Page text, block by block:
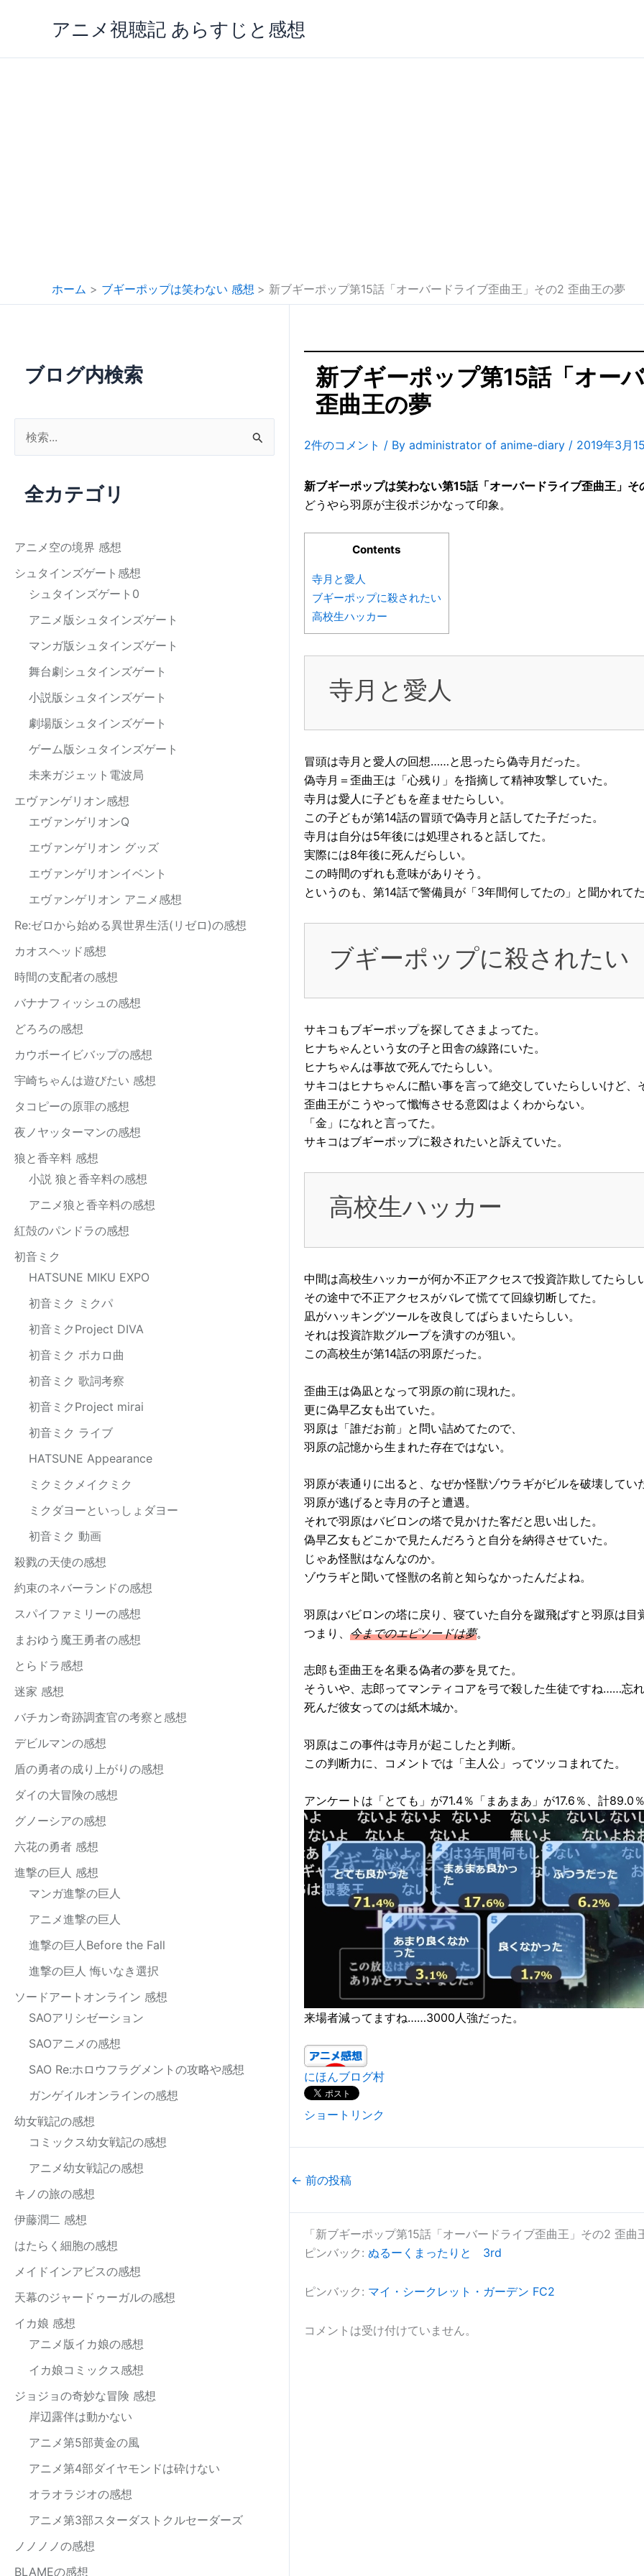
アニメ視聴記 あらすじと感想
ホーム ブギーポップは笑わない 感想 新ブギーポップ第15話「オーバードライブ歪曲王」その2 歪曲王の夢
ブログ内検索
索
全カテゴリ
アニメ空の境界 感想
シュタインズゲート感想
シュタインズゲート0
アニメ版シュタインズゲート
マンガ版シュタインズゲート
舞台劇シュタインズゲート
小説版シュタインズゲート
劇場版シュタインズゲート
ゲーム版シュタインズゲート
未来ガジェット電波局
エヴァンゲリオン感想
エヴァンゲリオンQ
エヴァンゲリオン グッズ
エヴァンゲリオンイベント
エヴァンゲリオン アニメ感想
Re:ゼロから始める異世界生活(リゼロ)の感想
カオスヘッド感想
時間の支配者の感想
バナナフィッシュの感想
どろろの感想
カウボーイビバップの感想
宇崎ちゃんは遊びたい 感想
タコピーの原罪の感想
夜ノヤッターマンの感想
狼と香辛料 感想
小説 狼と香辛料の感想
アニメ狼と香辛料の感想
紅殻のパンドラの感想
初音ミク
HATSUNE MIKU EXPO
初音ミク ミクパ
初音ミクProject DIVA
初音ミク ボカロ曲
初音ミク 歌詞考察
初音ミクProject mirai
初音ミク ライブ
HATSUNE Appearance
ミクミクメイクミク
ミクダヨーといっしょダヨー
初音ミク 動画
殺戮の天使の感想
約束のネバーランドの感想
スパイファミリーの感想
まおゆう魔王勇者の感想
とらドラ感想
迷家 感想
バチカン奇跡調査官の考察と感想
デビルマンの感想
盾の勇者の成り上がりの感想
ダイの大冒険の感想
グノーシアの感想
六花の勇者 感想
進撃の巨人 感想
マンガ進撃の巨人
アニメ進撃の巨人
進撃の巨人Before the Fall
進撃の巨人 悔いなき選択
ソードアートオンライン 感想
SAOアリシゼーション
SAOアニメの感想
SAO Re:ホロウフラグメントの攻略や感想
ガンゲイルオンラインの感想
幼女戦記の感想
コミックス幼女戦記の感想
アニメ幼女戦記の感想
キノの旅の感想
伊藤潤二 感想
はたらく細胞の感想
メイドインアビスの感想
天幕のジャードゥーガルの感想
イカ娘 感想
アニメ版イカ娘の感想
イカ娘コミックス感想
ジョジョの奇妙な冒険 感想
岸辺露伴は動かない
アニメ第5部黄金の風
アニメ第4部ダイヤモンドは砕けない
オラオラジオの感想
アニメ第3部スターダストクルセーダーズ
ノノノノの感想
BLAMEの感想
新ブギーポップ第15話「オー
歪曲王の夢
2件のコメント / Byadministrator of anime-diary / 2019年3月
新ブギーポップは笑わない第15話「オーバードライブ歪曲王」そ
どうやら羽原が主役ポジかなって印象。
Contents
寺月と愛人
ブギーポップに殺されたい
高校生ハッカー
寺月と愛人
冒頭は寺月と愛人の回想……と思ったら偽寺月だった。
偽寺月＝歪曲王は「心残り」を指摘して精神攻撃していた。
寺月は愛人に子どもを産ませたらしい。
この子どもが第14話の冒頭で偽寺月と話してた子だった。
寺月は自分は5年後には処理されると話してた。
実際には8年後に死んだらしい。
この時間のずれも意味がありそう。
というのも、第14話で警備員が「3年間何してたの」と聞かれて
ブギーポップに殺されたい
サキコもブギーポップを探してさまよってた。
ヒナちゃんという女の子と田舎の線路にいた。
ヒナちゃんは事故で死んでたらしい。
サキコはヒナちゃんに酷い事を言って絶交していたらしいけど、
歪曲王がこうやって懺悔させる意図はよくわからない。
「金」になれと言ってた。
サキコはブギーポップに殺されたいと訴えていた。
高校生ハッカー
中間は高校生ハッカーが何か不正アクセスで投資詐欺してたらし
その途中で不正アクセスがバレて慌てて回線切断してた。
凪がハッキングツールを改良してばらまいたらしい。
それは投資詐欺グループを潰すのが狙い。
この高校生が第14話の羽原だった。
歪曲王は偽凪となって羽原の前に現れた。
更に偽早乙女も出ていた。
羽原は「誰だお前」と問い詰めてたので、
羽原の記憶から生まれた存在ではない。
羽原が表通りに出ると、なぜか怪獣ゾウラギがビルを破壊してい
羽原が逃げると寺月の子と遭遇。
それで羽原はバビロンの塔で見かけた客だと思い出した。
偽早乙女もどこかで見たんだろうと自分を納得させていた。
じゃあ怪獣はなんなのか。
ゾウラギと聞いて怪獣の名前と知らなかったんだよね。
羽原はバビロンの塔に戻り、寝ていた自分を蹴飛ばすと羽原は目
つまり、今までのエピソードは夢。
志郎も歪曲王を名乗る偽者の夢を見てた。
そういや、志郎ってマンティコアを弓で殺した生徒ですね……忘
死んだ彼女ってのは紙木城か。
羽原はこの事件は寺月が起こしたと判断。
この判断力に、コメントでは「主人公」ってツッコまれてた。
アンケートは「とても」が71.4％「まあまあ」が17.6％、計89.0
来場者減ってますね……3000人強だった。
にほんブログ村
ショートリンク
← 前の投稿
「新ブギーポップ第15話「オーバードライブ歪曲王」その2 歪
ピンバック:ぬるーくまったりと 3rd
ピンバック: マイ・シークレット・ガーデン FC2
コメントは受け付けていません。